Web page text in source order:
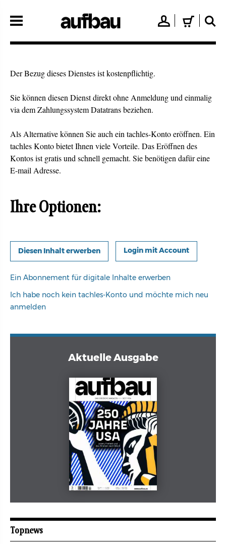
zum
👤 🛒 🔍
Der Bezug dieses Dienstes ist kostenpflichtig.
Sie können diesen Dienst direkt ohne Anmeldung und einmalig
via dem Zahlungssystem Datatrans beziehen.
Als Alternative können Sie auch ein tachles-Konto eröffnen. Ein
tachles Konto bietet Ihnen viele Vorteile. Das Eröffnen des
Kontos ist gratis und schnell gemacht. Sie benötigen dafür eine
E-mail Adresse.
Ihre Optionen:
Login mit Account
Ein Abonnement für digitale Inhalte erwerben
Ich habe noch kein tachles-Konto und möchte mich neu
anmelden
Aktuelle Ausgabe
aufbau
Topnews